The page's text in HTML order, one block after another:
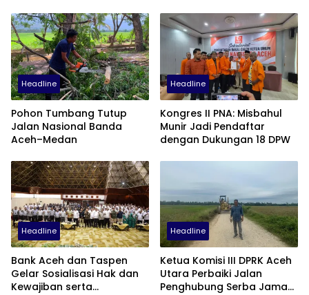
Headline
Pohon Tumbang Tutup
Jalan Nasional Banda
Aceh–Medan
Headline
Kongres II PNA: Misbahul
Munir Jadi Pendaftar
dengan Dukungan 18 DPW
Headline
Bank Aceh dan Taspen
Gelar Sosialisasi Hak dan
Kewajiban serta
Headline
Ketua Komisi III DPRK Aceh
Utara Perbaiki Jalan
Penghubung Serba Jaman